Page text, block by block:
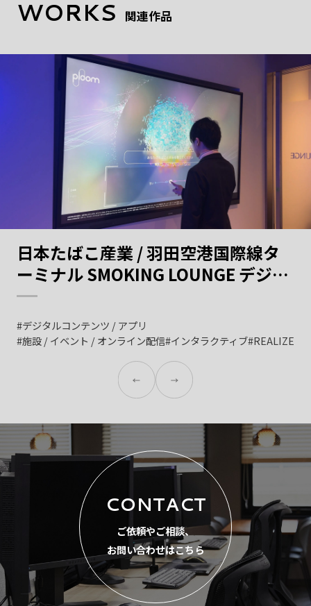
WORKS 関連作品
日本たばこ産業 / 羽田空港国際線タ
ーミナル SMOKING LOUNGE デジタ
ルコンテンツ
#デジタルコンテンツ / アプリ
#施設 / イベント / オンライン配信#インタラクティブ#REALIZE
CONTACT
ご依頼やご相談、
お問い合わせはこちら